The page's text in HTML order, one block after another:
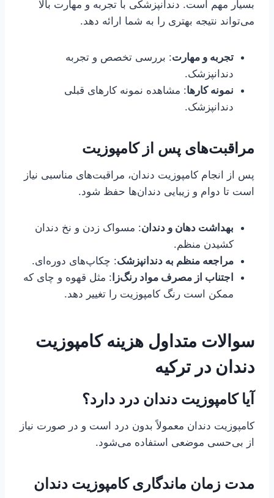
بسیار مهم است. دندانپزشکی با تجربه و مهارت بالا
می‌تواند نتیجه بهتری را به شما ارائه دهد.
تجربه و مهارت: بررسی تخصص و تجربه
دندانپزشک.
نمونه کارها: مشاهده نمونه کارهای قبلی
دندانپزشک.
مراقبت‌های پس از کامپوزیت
پس از انجام کامپوزیت دندان، مراقبت‌های مناسبی نیاز
است تا دوام و زیبایی دندان‌ها حفظ شود.
بهداشت دهان و دندان: مسواک زدن و نخ دندان
کشیدن منظم.
مراجعه منظم به دندانپزشک: چکاپ‌های دوره‌ای.
اجتناب از مصرف مواد رنگ‌زا : مثل قهوه و چای که
ممکن است رنگ کامپوزیت را تغییر دهد.
سوالات متداول هزینه کامپوزیت
دندان در ترکیه
آیا کامپوزیت دندان درد دارد؟
کامپوزیت دندان معمولاً بدون درد است و در صورت نیاز
از بی‌حسی موضعی استفاده می‌شود.
مدت زمان ماندگاری کامپوزیت دندان